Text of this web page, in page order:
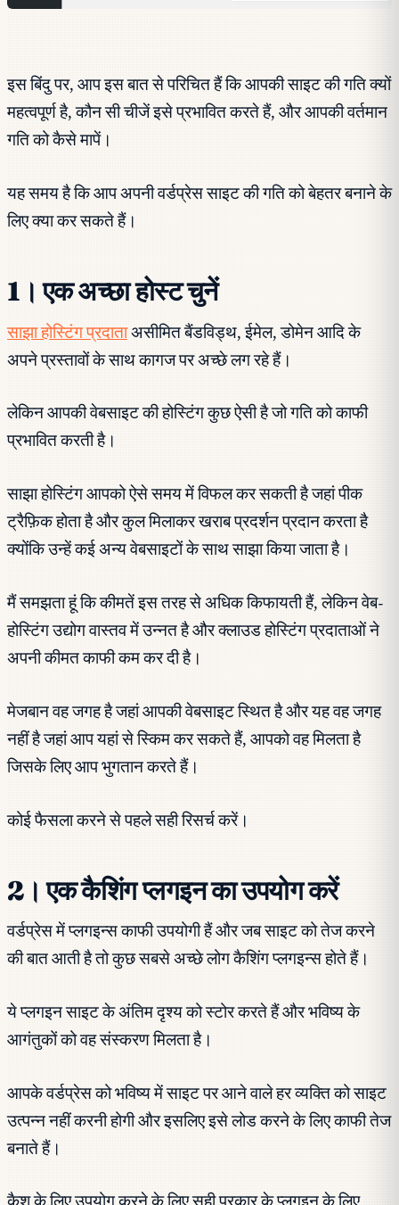
इस बिंदु पर, आप इस बात से परिचित हैं कि आपकी साइट की गति क्यों
महत्वपूर्ण है, कौन सी चीजें इसे प्रभावित करते हैं, और आपकी वर्तमान
गति को कैसे मापें।
यह समय है कि आप अपनी वर्डप्रेस साइट की गति को बेहतर बनाने के
लिए क्या कर सकते हैं।
1। एक अच्छा होस्ट चुनें
साझा होस्टिंग प्रदाताअसीमित बैंडविड्थ, ईमेल, डोमेन आदि के
अपने प्रस्तावों के साथ कागज पर अच्छे लग रहे हैं।
लेकिन आपकी वेबसाइट की होस्टिंग कुछ ऐसी है जो गति को काफी
प्रभावित करती है।
साझा होस्टिंग आपको ऐसे समय में विफल कर सकती है जहां पीक
ट्रैफ़िक होता है और कुल मिलाकर खराब प्रदर्शन प्रदान करता है
क्योंकि उन्हें कई अन्य वेबसाइटों के साथ साझा किया जाता है।
मैं समझता हूं कि कीमतें इस तरह से अधिक किफायती हैं, लेकिन वेब-
होस्टिंग उद्योग वास्तव में उन्नत है और क्लाउड होस्टिंग प्रदाताओं ने
अपनी कीमत काफी कम कर दी है।
मेजबान वह जगह है जहां आपकी वेबसाइट स्थित है और यह वह जगह
नहीं है जहां आप यहां से स्किम कर सकते हैं, आपको वह मिलता है
जिसके लिए आप भुगतान करते हैं।
कोई फैसला करने से पहले सही रिसर्च करें।
2। एक कैशिंग प्लगइन का उपयोग करें
वर्डप्रेस में प्लगइन्स काफी उपयोगी हैं और जब साइट को तेज करने
की बात आती है तो कुछ सबसे अच्छे लोग कैशिंग प्लगइन्स होते हैं।
ये प्लगइन साइट के अंतिम दृश्य को स्टोर करते हैं और भविष्य के
आगंतुकों को वह संस्करण मिलता है।
आपके वर्डप्रेस को भविष्य में साइट पर आने वाले हर व्यक्ति को साइट
उत्पन्न नहीं करनी होगी और इसलिए इसे लोड करने के लिए काफी तेज
बनाते हैं।